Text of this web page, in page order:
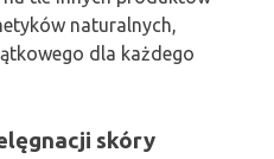
naturalnych,
dla każdego
skóry